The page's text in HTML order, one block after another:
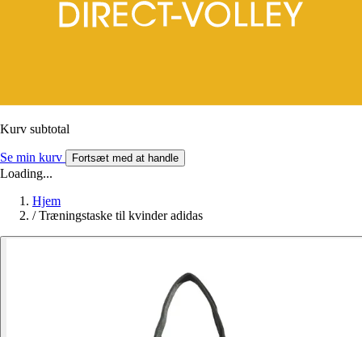
Kurv subtotal
Se min kurv Fortsæt med at handle
Loading...
Hjem
/ Træningstaske til kvinder adidas